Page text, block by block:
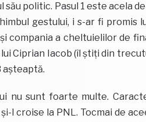
politic. Pasul 1 este acela
gestului, i s-ar fi
compania a cheltuielilor de
Ciprian Iacob (îl știți din
așteaptă.
nu sunt foarte multe.
l croise la PNL. Tocmai de